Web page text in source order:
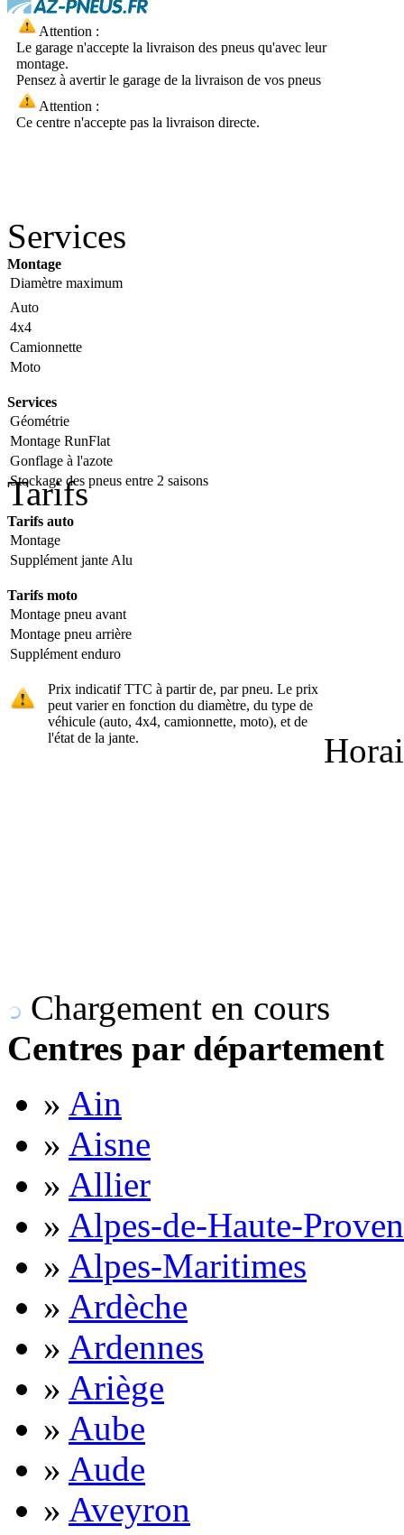
Attention :
Le garage n'accepte la livraison des pneus qu'avec leur
montage.
Pensez à avertir le garage de la livraison de vos pneus
Attention :
Ce centre n'accepte pas la livraison directe.
Services
Montage
Diamètre maximum
Auto
4x4
Camionnette
Moto
Services
Géométrie
Montage RunFlat
Gonflage à l'azote
Stockage des pneus entre 2 saisons
Tarifs
Tarifs auto
Montage
Supplément jante Alu
Tarifs moto
Montage pneu avant
Montage pneu arrière
Supplément enduro
Prix indicatif TTC à partir de, par pneu. Le prix
peut varier en fonction du diamètre, du type de
véhicule (auto, 4x4, camionnette, moto), et de
l'état de la jante.
Chargement en cours
Centres par département
» Ain
» Aisne
» Allier
» Alpes-de-Haute-
» Alpes-Maritimes
» Ardèche
» Ardennes
» Ariège
» Aube
» Aude
» Aveyron